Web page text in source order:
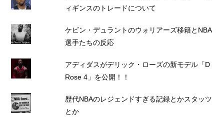
ィギンスのトレードについて
ケビン・デュラントのウォリアーズ移籍とNBA
選手たちの反応
アディダスがデリック・ローズの新モデル「D
Rose 4」を公開！！
歴代NBAのレジェンドすぎる記録とかスタッツ
とか